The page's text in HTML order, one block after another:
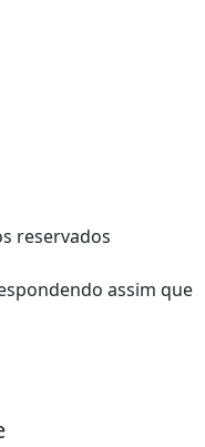
reservados
assim que